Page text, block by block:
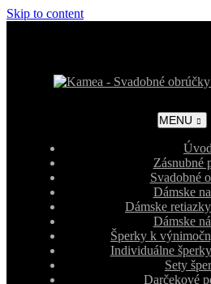
Skip to content
MENU
Úvod
Zásnubné
Svadobné
Dámske
Dámske
Dámske
Šperky k
Individuálne
Sety
Darčekové